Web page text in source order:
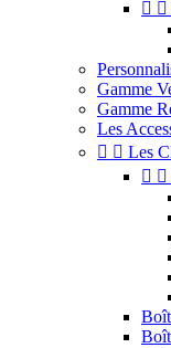
 
Gamme
Gamme
Les
  Les
 